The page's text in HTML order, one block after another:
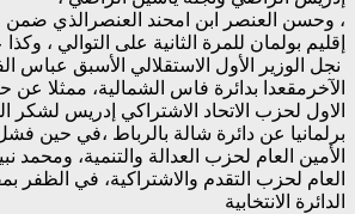
، وحسن العنصر ابن امحند العنصرالذي ضمن
إقليم بولمان للمرة الثانية على التوالي ،
نجل الوزير الأول الاستقلالي الأسبق
الآخرمقعدا بدائرة فاس الشمالية، ممثلا عن
الاول لحزب الاتحاد الاشتراكي إدريس لشكر
برلمانيا عن دائرة شالة بالرباط ،في حين
الأمين العام لحزب العدالة والتنمية، ومحمد
العام لحزب التقدم والاشتراكية، في الظفر
الدائرة الانتخابية